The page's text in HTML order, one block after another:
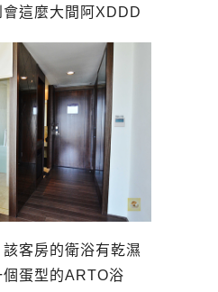
這麼大間阿XDDD
客房的衛浴有乾濕
蛋型的ARTO浴